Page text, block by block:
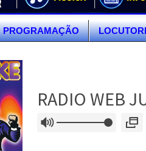
PROGRAMAÇÃO